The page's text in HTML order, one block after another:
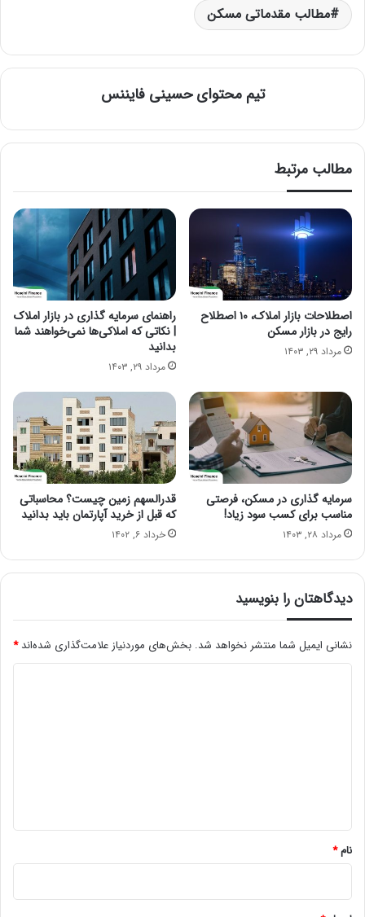
مطالب مقدماتی مسکن
تیم محتوای حسینی‌ فایننس
مطالب مرتبط
اصطلاحات بازار املاک، ۱۰ اصطلاح
رایج در بازار مسکن
مرداد ۲۹, ۱۴۰۳
راهنمای سرمایه گذاری در بازار املاک
| نکاتی که املاکی‌ها نمی‌خواهند شما
بدانید
مرداد ۲۹, ۱۴۰۳
سرمایه گذاری در مسکن، فرصتی
مناسب برای کسب سود زیاد!
مرداد ۲۸, ۱۴۰۳
قدرالسهم زمین چیست؟ محاسباتی
که قبل از خرید آپارتمان باید بدانید
خرداد ۶, ۱۴۰۲
دیدگاهتان را بنویسید
نشانی ایمیل شما منتشر نخواهد شد. بخش‌های موردنیاز علامت‌گذاری شده‌اند*
نام*